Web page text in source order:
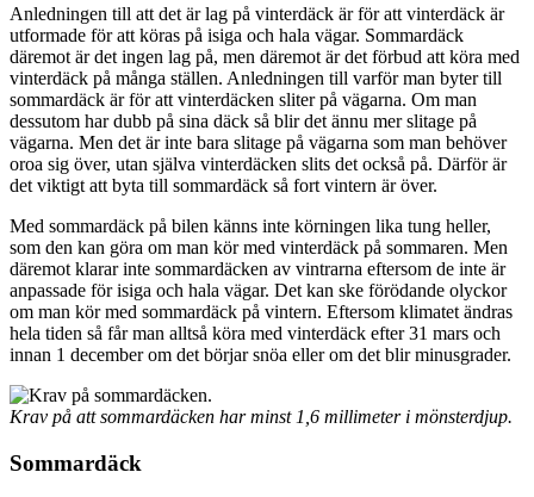
Anledningen till att det är lag på vinterdäck är för att vinterdäck är
utformade för att köras på isiga och hala vägar. Sommardäck
däremot är det ingen lag på, men däremot är det förbud att köra med
vinterdäck på många ställen. Anledningen till varför man byter till
sommardäck är för att vinterdäcken sliter på vägarna. Om man
dessutom har dubb på sina däck så blir det ännu mer slitage på
vägarna. Men det är inte bara slitage på vägarna som man behöver
oroa sig över, utan själva vinterdäcken slits det också på. Därför är
det viktigt att byta till sommardäck så fort vintern är över.
Med sommardäck på bilen känns inte körningen lika tung heller,
som den kan göra om man kör med vinterdäck på sommaren. Men
däremot klarar inte sommardäcken av vintrarna eftersom de inte är
anpassade för isiga och hala vägar. Det kan ske förödande olyckor
om man kör med sommardäck på vintern. Eftersom klimatet ändras
hela tiden så får man alltså köra med vinterdäck efter 31 mars och
innan 1 december om det börjar snöa eller om det blir minusgrader.
Krav på att sommardäcken har minst 1,6 millimeter i mönsterdjup.
Sommardäck